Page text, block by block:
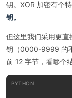
钥。XOR 加密有个特
钥。
但这里我们采用更
钥（0000-9999 的
前 12 字节，看哪个
PYTHON